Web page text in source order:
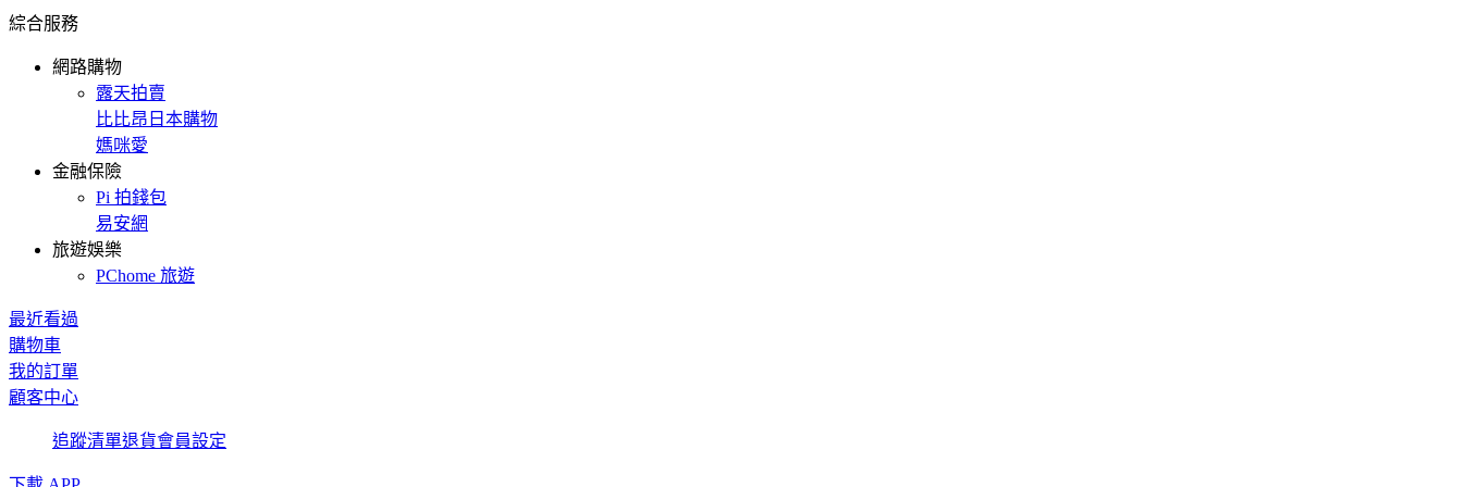
綜合服務
網路購物
露天拍賣
比比昂日本購物
媽咪愛
金融保險
Pi 拍錢包
易安網
旅遊娛樂
PChome 旅遊
最近看過
購物車
我的訂單
顧客中心
追蹤清單退貨會員設定